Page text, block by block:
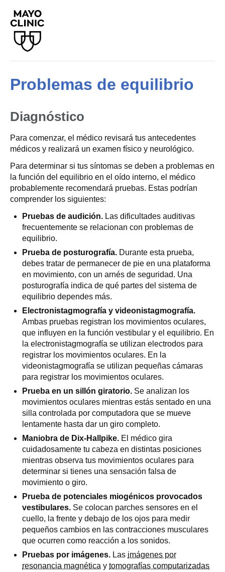
Problemas de equilibrio
Diagnóstico
Para comenzar, el médico revisará tus antecedentes
médicos y realizará un examen físico y neurológico.
Para determinar si tus síntomas se deben a problemas en
la función del equilibrio en el oído interno, el médico
probablemente recomendará pruebas. Estas podrían
comprender los siguientes:
Pruebas de audición. Las dificultades auditivas
frecuentemente se relacionan con problemas de
equilibrio.
Prueba de posturografía. Durante esta prueba,
debes tratar de permanecer de pie en una plataforma
en movimiento, con un arnés de seguridad. Una
posturografía indica de qué partes del sistema de
equilibrio dependes más.
Electronistagmografía y videonistagmografía.
Ambas pruebas registran los movimientos oculares,
que influyen en la función vestibular y el equilibrio. En
la electronistagmografía se utilizan electrodos para
registrar los movimientos oculares. En la
videonistagmografía se utilizan pequeñas cámaras
para registrar los movimientos oculares.
Prueba en un sillón giratorio. Se analizan los
movimientos oculares mientras estás sentado en una
silla controlada por computadora que se mueve
lentamente hasta dar un giro completo.
Maniobra de Dix-Hallpike. El médico gira
cuidadosamente tu cabeza en distintas posiciones
mientras observa tus movimientos oculares para
determinar si tienes una sensación falsa de
movimiento o giro.
Prueba de potenciales miogénicos provocados
vestibulares. Se colocan parches sensores en el
cuello, la frente y debajo de los ojos para medir
pequeños cambios en las contracciones musculares
que ocurren como reacción a los sonidos.
Pruebas por imágenes. Las imágenes por
resonancia magnética y tomografías computarizadas